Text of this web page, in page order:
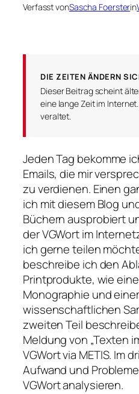
Verfasst vonSascha Foersterin
DIE ZEITEN ÄNDERN
Dieser Beitrag scheint
eine lange Zeit im
veraltet.
Jeden Tag bekomme
Emails, die mir
zu verdienen. Einen
ich mit diesem Blog
Büchern ausprobiert
der VGWort im
ich gerne teilen
beschreibe ich den
Printprodukte, wie
Monographie und
wissenschaftlichen
zweiten Teil
Meldung von „Texten
VGWort via METIS. Im
Aufwand und
VGWort analysieren.